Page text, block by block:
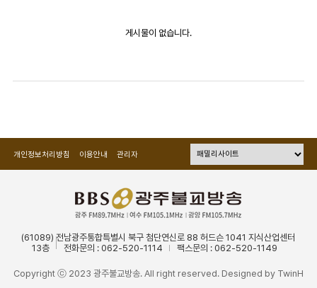
게시물이 없습니다.
개인정보처리방침 이용안내 관리자
(61089) 전남광주통합특별시 북구 첨단연신로 88 허드슨 1041 지식산업센터
13층
전화문의 : 062-520-1114 팩스문의 : 062-520-1149
Copyright ⓒ 2023 광주불교방송. All right reserved. Designed by TwinH